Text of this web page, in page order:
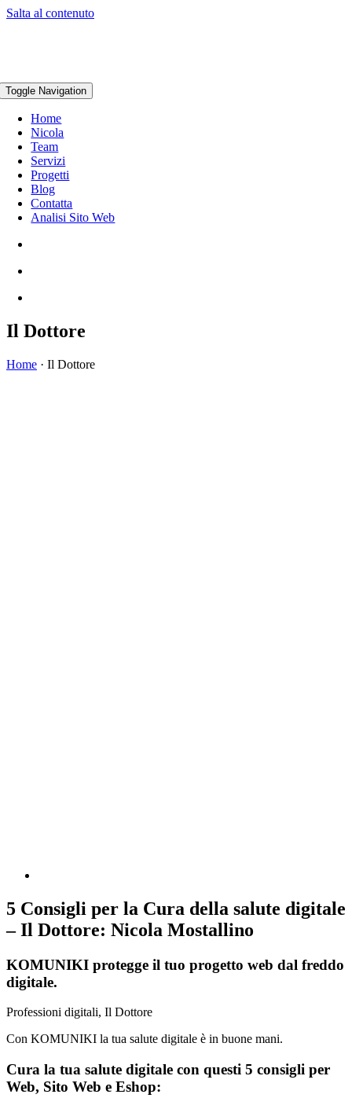
Salta al contenuto
Toggle Navigation
Home
Nicola
Team
Servizi
Progetti
Blog
Contatta
Analisi Sito Web
Il Dottore
Home · Il Dottore
5 Consigli per la Cura della salute digitale
– Il Dottore: Nicola Mostallino
KOMUNIKI protegge il tuo progetto web dal freddo
digitale.
Professioni digitali, Il Dottore
Con KOMUNIKI la tua salute digitale è in buone mani.
Cura la tua salute digitale con questi 5 consigli per
Web, Sito Web e Eshop: